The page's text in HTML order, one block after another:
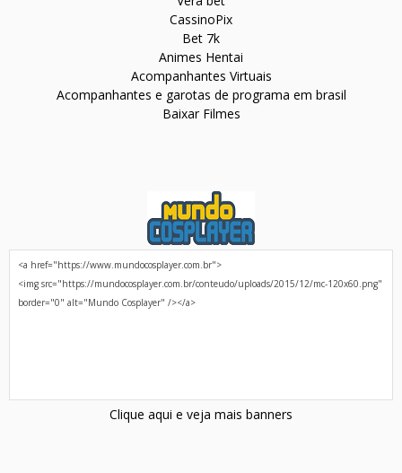
CassinoPix
Bet 7k
Animes Hentai
Acompanhantes Virtuais
Acompanhantes e garotas de programa em brasil
Baixar Filmes
Clique aqui e veja mais banners